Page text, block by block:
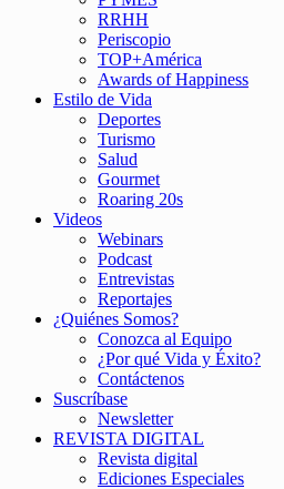
RRHH
Periscopio
TOP+América
Awards of Happiness
Estilo de Vida
Deportes
Turismo
Salud
Gourmet
Roaring 20s
Videos
Webinars
Podcast
Entrevistas
Reportajes
¿Quiénes Somos?
Conozca al Equipo
¿Por qué Vida y Éxito?
Contáctenos
Suscríbase
Newsletter
REVISTA DIGITAL
Revista digital
Ediciones Especiales